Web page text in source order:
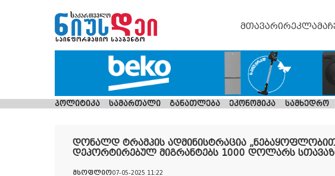
მთავარირეკლამა
პოლიტიკა სამართალი განათლება ეკონომიკა სამხედრო
დონალდ ტრამპის ადმინისტრაცია
დეპორტირებულ მიგრანტებს 1000 დოლარს
მსოფლიო07-05-2025 11:22